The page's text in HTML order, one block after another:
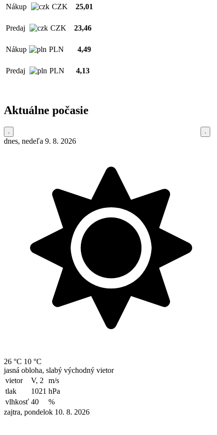
Nákup CZK 25,01
Predaj CZK 23,46
Nákup PLN 4,49
Predaj PLN 4,13
Aktuálne počasie
dnes, nedeľa 9. 8. 2026
26 °C 10 °C
jasná obloha, slabý východný vietor
vietor
V, 2
m/s
tlak
1021 hPa
vlhkosť 40
%
zajtra, pondelok 10. 8. 2026